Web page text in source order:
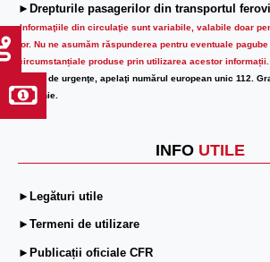
►Drepturile pasagerilor din transportul
Informaţiile din circulaţie sunt variabile, valabile doar
lor. Nu ne asumăm răspunderea pentru eventuale
circumstanțiale produse prin utilizarea acestor informații.
În caz de urgenţe, apelaţi numărul european unic 112.
telefonie.
INFO UTILE
►Legături utile
►Termeni de utilizare
►Publicații oficiale CFR